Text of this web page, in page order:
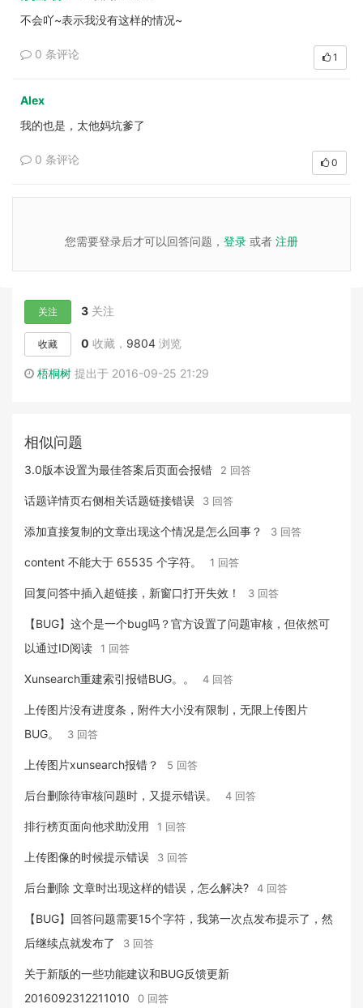
不会吖~表示我没有这样的情况~
0 条评论 1
Alex
我的也是，太他妈坑爹了
0 条评论 0
您需要登录后才可以回答问题， 登录 或者 注册
关注 3 关注
收藏 0 收藏， 9804 浏览
梧桐树 提出于 2016-09-25 21:29
相似问题
3.0版本设置为最佳答案后页面会报错 2 回答
话题详情页右侧相关话题链接错误 3 回答
添加直接复制的文章出现这个情况是怎么回事？ 3 回答
content 不能大于 65535 个字符。 1 回答
回复问答中插入超链接，新窗口打开失效！ 3 回答
【BUG】这个是一个bug吗？官方设置了问题审核，但依然可
以通过ID阅读
1 回答
Xunsearch重建索引报错BUG。。 4 回答
上传图片没有进度条，附件大小没有限制，无限上传图片
BUG。
3 回答
上传图片xunsearch报错？ 5 回答
后台删除待审核问题时，又提示错误。 4 回答
排行榜页面向他求助没用 1 回答
上传图像的时候提示错误 3 回答
后台删除 文章时出现这样的错误，怎么解决? 4 回答
【BUG】回答问题需要15个字符，我第一次点发布提示了，然
后继续点就发布了
3 回答
关于新版的一些功能建议和BUG反馈更新
2016092312211010
0 回答